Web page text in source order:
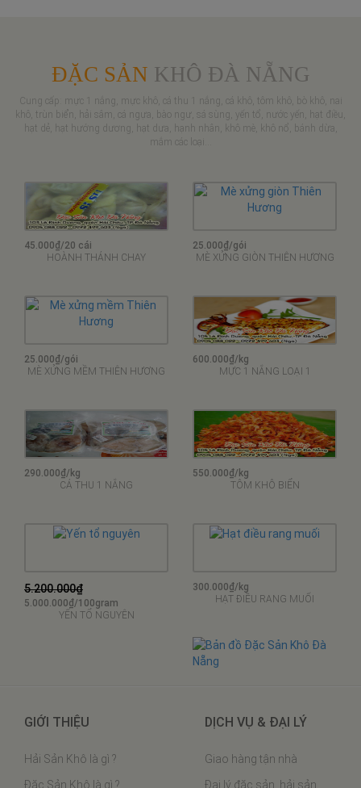
ĐẶC SẢN KHÔ ĐÀ NẴNG
Cung cấp: mực 1 nắng, mực khô, cá thu 1 nắng, cá khô, tôm khô, bò khô, nai
khô, trùn biển, hải sâm, cá ngựa, bào ngư, sá sùng, yến tổ, nước yến, hạt điều,
hạt dẻ, hạt hướng dương, hạt dưa, hạnh nhân, khô mè, khô nổ, bánh dừa,
mắm các loại...
45.000₫/20 cái
HOÀNH THÁNH CHAY
25.000₫/gói
MÈ XỬNG GIÒN THIÊN HƯƠNG
25.000₫/gói
MÈ XỬNG MỀM THIÊN HƯƠNG
600.000₫/kg
MỰC 1 NẮNG LOẠI 1
290.000₫/kg
CÁ THU 1 NẮNG
550.000₫/kg
TÔM KHÔ BIỂN
5.200.000₫
5.000.000₫/100gram
YẾN TỔ NGUYÊN
300.000₫/kg
HẠT ĐIỀU RANG MUỐI
GIỚI THIỆU
Hải Sản Khô là gì ?
Đặc Sản Khô là gì ?
DỊCH VỤ & ĐẠI LÝ
Giao hàng tận nhà
Đại lý đặc sản, hải sản